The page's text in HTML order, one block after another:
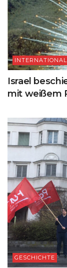
Israel
mit weißem
GESCHICHTE